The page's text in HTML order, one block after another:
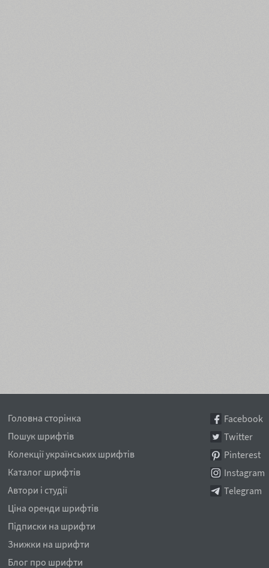
Головна сторінка
Пошук шрифтів
Колекції українських шрифтів
Каталог шрифтів
Автори і студії
Ціна оренди шрифтів
Підписки на шрифти
Знижки на шрифти
Блог про шрифти
Facebook
Twitter
Pinterest
Instagram
Telegram